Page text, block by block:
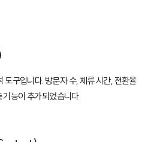
도구입니다. 방문자 수, 체류 시간, 전환율
능이 추가되었습니다.